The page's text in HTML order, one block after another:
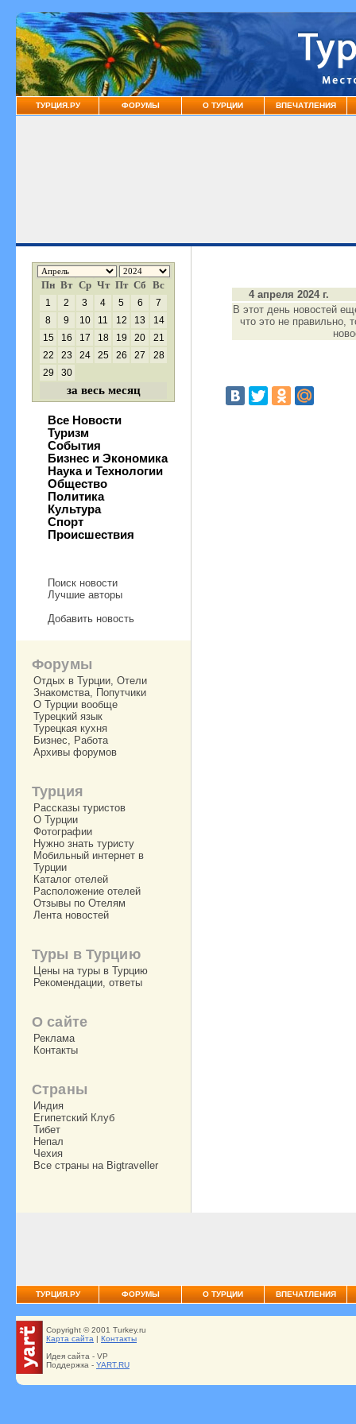
ТУРЦИЯ.РУ ФОРУМЫ О ТУРЦИИ ВПЕЧАТЛЕНИЯ
Пн Вт Ср Чт Пт Сб Вс
1 2 3 4 5 6
7
8
9 10 11 12 13
14
15
16 17 18 19 20
21
22
23 24 25 26 27
28
29
30
за весь месяц
Все Новости
Туризм
События
Бизнес и Экономика
Наука и Технологии
Общество
Политика
Культура
Спорт
Происшествия
Поиск новости
Лучшие авторы
Добавить новость
4 апреля 2024 г.
В этот день новостей
что это не правильно,
Форумы
Отдых в Турции, Отели
Знакомства, Попутчики
О Турции вообще
Турецкий язык
Турецкая кухня
Бизнес, Работа
Архивы форумов
Турция
Рассказы туристов
О Турции
Фотографии
Нужно знать туристу
Мобильный интернет в
Турции
Каталог отелей
Расположение отелей
Отзывы по Отелям
Лента новостей
Туры в Турцию
Цены на туры в Турцию
Рекомендации, ответы
О сайте
Реклама
Контакты
Страны
Индия
Египетский Клуб
Тибет
Непал
Чехия
Все страны на Bigtraveller
ТУРЦИЯ.РУ ФОРУМЫ О ТУРЦИИ ВПЕЧАТЛЕНИЯ
Copyright © 2001 Turkey.ru
Карта сайта | Контакты
Идея сайта - VP
Поддержка - YART.RU